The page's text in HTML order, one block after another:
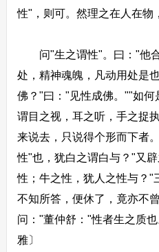
性"，则可。然理之在人在物
问"生之谓性"。曰："他合
处，精神魂魄，凡动用处是
佛？"曰："见性成佛。""如
谓目之视，耳之听，手之捉
来说去，只说得个形而下者
性"也，犹白之谓白与？"又
性；牛之性，犹人之性与？"
不知所答，便休了，竟亦不
问："董仲舒："性者生之质
雅〕